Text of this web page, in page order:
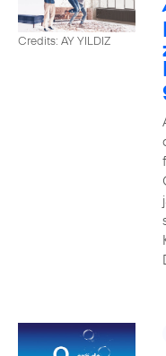
Credits: AY YILDIZ